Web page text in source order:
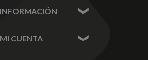
INFORMACIÓN
Sobre nosotros
MI CUENTA